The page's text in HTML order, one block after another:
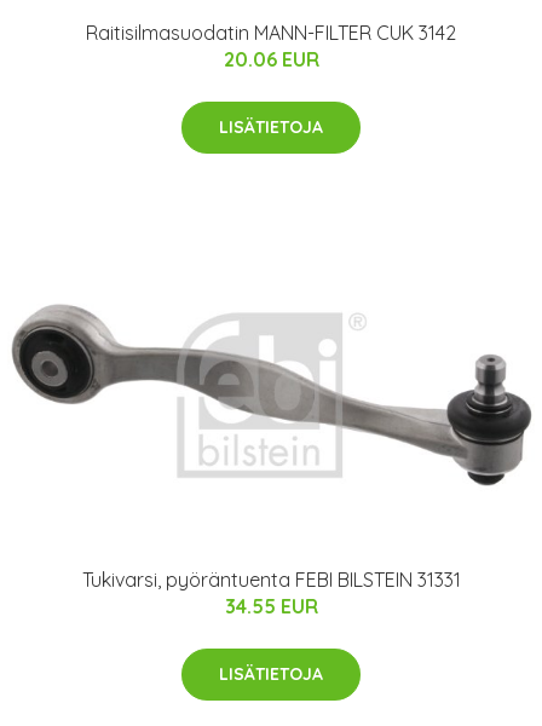
Raitisilmasuodatin MANN-FILTER CUK 3142
20.06 EUR
LISÄTIETOJA
Tukivarsi, pyöräntuenta FEBI BILSTEIN 31331
34.55 EUR
LISÄTIETOJA